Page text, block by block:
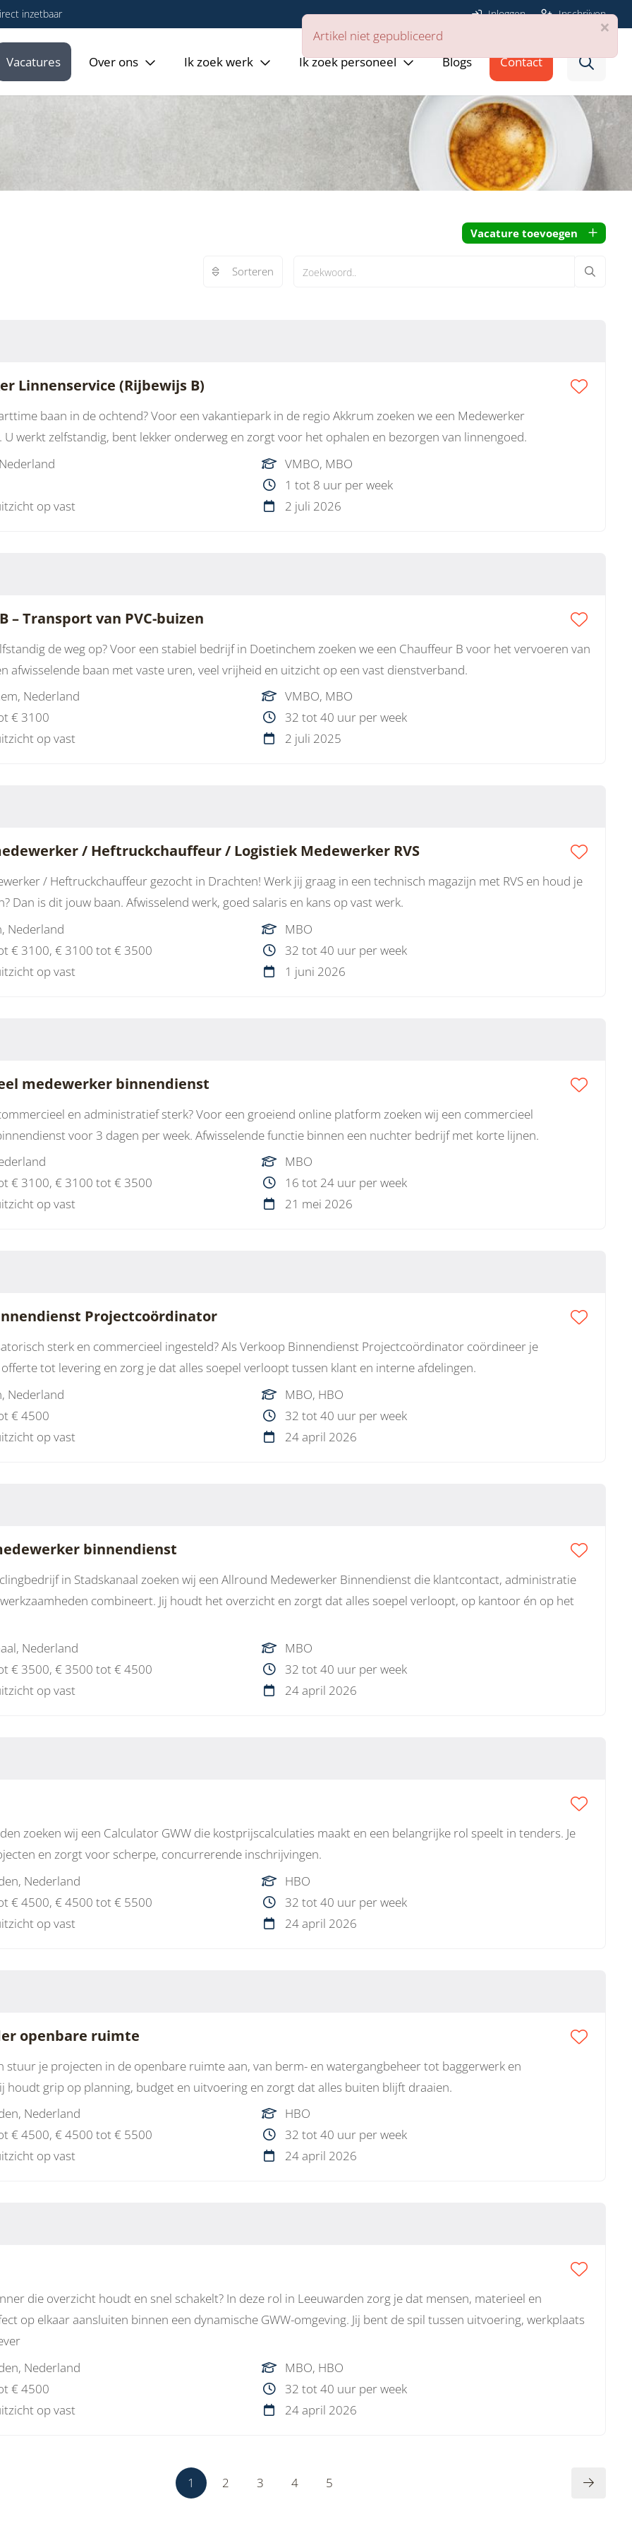
Sorteren
Vacature toevoegen
Linnenservice (Rijbewijs B)
baan in de ochtend? Voor een vakantiepark in de regio Akkrum zoeken we een Medewerker
U werkt zelfstandig, bent lekker onderweg en zorgt voor het ophalen en bezorgen van linnengoed.
VMBO, MBO
1 tot 8 uur per week
op vast
2 juli 2026
– Transport van PVC-buizen
de weg op? Voor een stabiel bedrijf in Doetinchem zoeken we een Chauffeur B voor het vervoeren van
afwisselende baan met vaste uren, veel vrijheid en uitzicht op een vast dienstverband.
Nederland
VMBO, MBO
€ 3100
32 tot 40 uur per week
op vast
2 juli 2025
/ Heftruckchauffeur / Logistiek Medewerker RVS
/ Heftruckchauffeur gezocht in Drachten! Werk jij graag in een technisch magazijn met RVS en houd je
Dan is dit jouw baan. Afwisselend werk, goed salaris en kans op vast werk.
Nederland
MBO
€ 3100, € 3100 tot € 3500
32 tot 40 uur per week
op vast
1 juni 2026
medewerker binnendienst
en administratief sterk? Voor een groeiend online platform zoeken wij een commercieel
voor 3 dagen per week. Afwisselende functie binnen een nuchter bedrijf met korte lijnen.
MBO
€ 3100, € 3100 tot € 3500
16 tot 24 uur per week
op vast
21 mei 2026
Projectcoördinator
sterk en commercieel ingesteld? Als Verkoop Binnendienst Projectcoördinator coördineer je
tot levering en zorg je dat alles soepel verloopt tussen klant en interne afdelingen.
Nederland
MBO, HBO
€ 4500
32 tot 40 uur per week
op vast
24 april 2026
binnendienst
in Stadskanaal zoeken wij een Allround Medewerker Binnendienst die klantcontact, administratie
combineert. Jij houdt het overzicht en zorgt dat alles soepel verloopt, op kantoor én op het
Nederland
MBO
€ 3500, € 3500 tot € 4500
32 tot 40 uur per week
op vast
24 april 2026
zoeken wij een Calculator GWW die kostprijscalculaties maakt en een belangrijke rol speelt in tenders. Je
en zorgt voor scherpe, concurrerende inschrijvingen.
Nederland
HBO
€ 4500, € 4500 tot € 5500
32 tot 40 uur per week
op vast
24 april 2026
openbare ruimte
stuur je projecten in de openbare ruimte aan, van berm- en watergangbeheer tot baggerwerk en
houdt grip op planning, budget en uitvoering en zorgt dat alles buiten blijft draaien.
Nederland
HBO
€ 4500, € 4500 tot € 5500
32 tot 40 uur per week
op vast
24 april 2026
die overzicht houdt en snel schakelt? In deze rol in Leeuwarden zorg je dat mensen, materieel en
op elkaar aansluiten binnen een dynamische GWW-omgeving. Jij bent de spil tussen uitvoering, werkplaats
Nederland
MBO, HBO
€ 4500
32 tot 40 uur per week
op vast
24 april 2026
1 2 3 4 5
inzetbaar Inloggen Inschrijven
Vacatures Over ons Ik zoek werk Ik zoek personeel Blogs Contact
×
Artikel niet gepubliceerd